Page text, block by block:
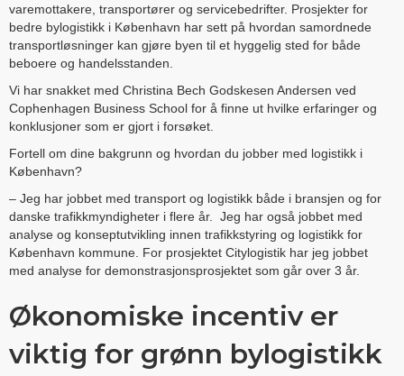
varemottakere, transportører og servicebedrifter. Prosjekter for
bedre bylogistikk i København har sett på hvordan samordnede
transportløsninger kan gjøre byen til et hyggelig sted for både
beboere og handelsstanden.
Vi har snakket med Christina Bech Godskesen Andersen ved
Cophenhagen Business School for å finne ut hvilke erfaringer og
konklusjoner som er gjort i forsøket.
Fortell om dine bakgrunn og hvordan du jobber med logistikk i
København?
– Jeg har jobbet med transport og logistikk både i bransjen og for
danske trafikkmyndigheter i flere år. Jeg har også jobbet med
analyse og konseptutvikling innen trafikkstyring og logistikk for
København kommune. For prosjektet Citylogistik har jeg jobbet
med analyse for demonstrasjonsprosjektet som går over 3 år.
Økonomiske incentiv er
viktig for grønn bylogistikk